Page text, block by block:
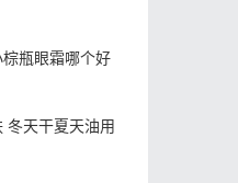
瓶眼霜哪个好
冬天干夏天油用